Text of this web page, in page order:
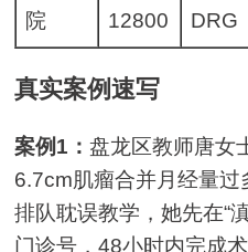
院
12800
DRG
真实案例速写
案例1：盘龙区教师唐女
6.7cm肌瘤合并月经量
排队耽误教学，她先在“
门诊号，48小时内完成